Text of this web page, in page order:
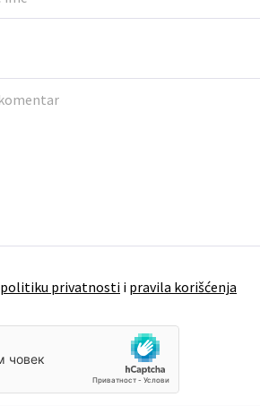
politiku privatnosti i pravila korišćenja